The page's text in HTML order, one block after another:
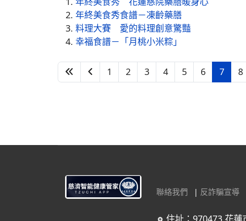
年終美食秀食譜－凍齡藥膳
料理大賽 愛的料理創意驚豔
幸福食譜－「月桃小米粽」
1 2 3 4 5 6 7 8
聯絡我們 | 反詐騙宣導
住址：970473 花